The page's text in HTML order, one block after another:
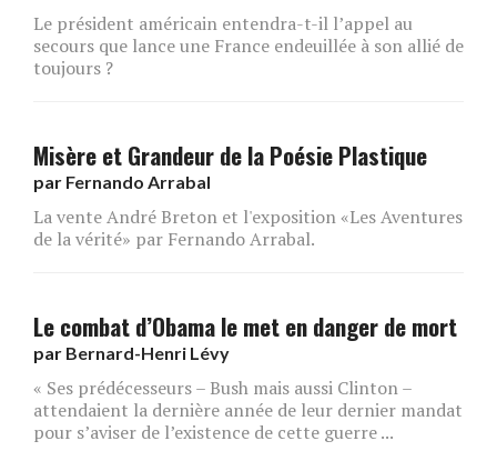
Le président américain entendra-t-il l’appel au
secours que lance une France endeuillée à son allié de
toujours ?
Misère et Grandeur de la Poésie Plastique
par Fernando Arrabal
La vente André Breton et l'exposition «Les Aventures
de la vérité» par Fernando Arrabal.
Le combat d’Obama le met en danger de mort
par Bernard-Henri Lévy
« Ses prédécesseurs – Bush mais aussi Clinton –
attendaient la dernière année de leur dernier mandat
pour s’aviser de l’existence de cette guerre ...